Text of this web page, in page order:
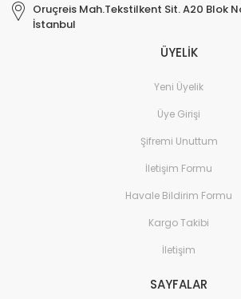
Oruçreis Mah.Tekstilkent Sit. A20 Blok
İstanbul
ÜYELİK
Yeni Üyelik
Üye Girişi
Şifremi Unuttum
İletişim Formu
Havale Bildirim Formu
Kargo Takibi
İletişim
SAYFALAR